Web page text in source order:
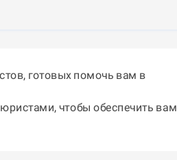
готовых помочь вам в
чтобы обеспечить вам